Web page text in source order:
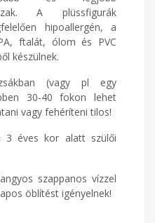
A plüssfigurák
hipoallergén, a
ftalát, ólom és PVC
készülnek.
(vagy pl egy
30-40 fokon lehet
vagy fehéríteni tilos!
3 éves kor alatt szülői
szappanos vízzel
öblítést igényelnek!